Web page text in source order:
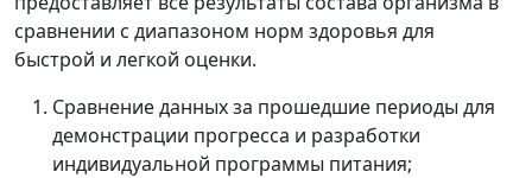
сравнении с диапазоном норм здоровья для
быстрой и легкой оценки.
Сравнение данных за прошедшие периоды для
демонстрации прогресса и разработки
индивидуальной программы питания;